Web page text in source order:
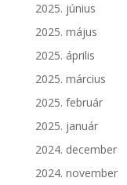
2025. június
2025. május
2025. április
2025. március
2025. február
2025. január
2024. december
2024. november